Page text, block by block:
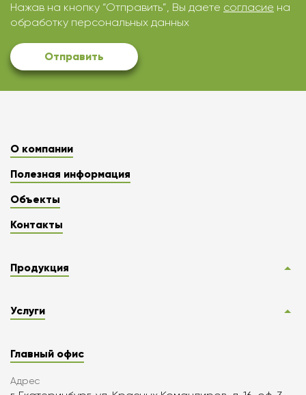
Нажав на кнопку “Отправить”, Вы даете согласие на
обработку персональных данных
Отправить
О компании
Полезная информация
Объекты
Контакты
Продукция
Услуги
Главный офис
Адрес